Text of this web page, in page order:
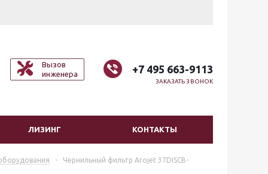
Вызов
инженера
+7 495 663-9113
ЗАКАЗАТЬ ЗВОНОК
ЛИЗИНГ КОНТАКТЫ
-
Чернильный фильтр Arojet 37DISCB-